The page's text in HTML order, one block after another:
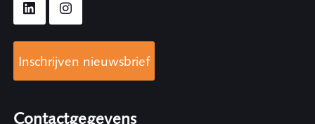
Inschrijven nieuwsbrief
Contactgegevens